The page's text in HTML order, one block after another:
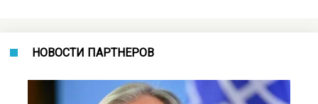
НОВОСТИ ПАРТНЕРОВ